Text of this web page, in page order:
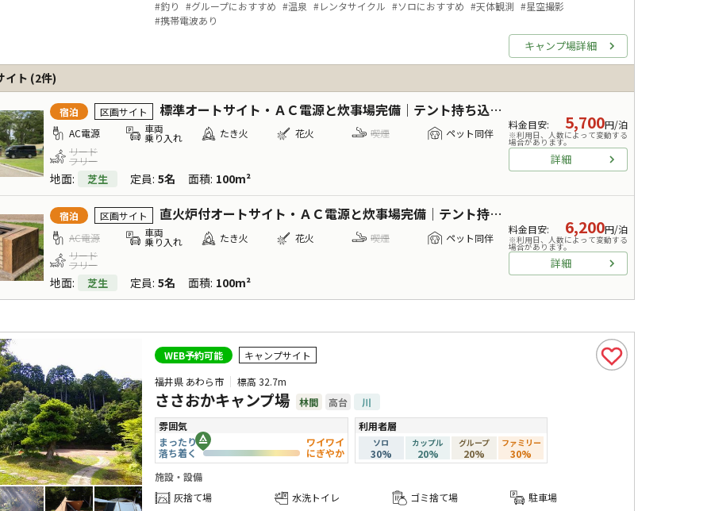
#釣り #グループにおすすめ #温泉 #レンタサイクル #ソロにおすすめ #天体観測 #星空撮影
#携帯電波あり
キャンプ場詳細
イト (2件)
宿泊 区画サイト 標準オートサイト・ＡＣ電源と炊事場完備｜テント持ち込み・駐車スペース有
AC電源 車両
乗り入れ たき火 花火 喫煙
ペット同伴
リード
フリー
地面: 芝生 定員: 5名 面積: 100m²
料金目安: 5,700円/泊
※利用日、人数によって変動する
場合があります。
詳細
宿泊 区画サイト 直火炉付オートサイト・ＡＣ電源と炊事場完備｜テント持ち込み・駐車スペース有（キャンピングカーOK）
AC電源 車両
乗り入れ たき火 花火 喫煙
ペット同伴
リード
フリー
地面: 芝生 定員: 5名 面積: 100m²
料金目安: 6,200円/泊
※利用日、人数によって変動する
場合があります。
詳細
WEB予約可能
キャンプサイト
福井県 あわら市
標高32.7m
ささおかキャンプ場 林間 高台
川
雰囲気
まったり
落ち着く
ワイワイ
にぎやか
利用者層
ソロ
30%
カップル
20%
グループ
20%
ファミリー
30%
施設・設備
灰捨て場
水洗トイレ ゴミ捨て場
駐車場